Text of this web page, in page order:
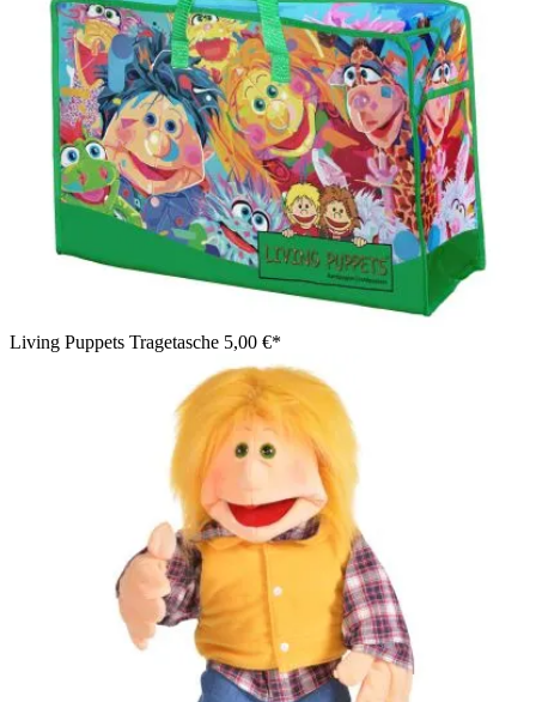
Living Puppets Tragetasche 5,00 €*